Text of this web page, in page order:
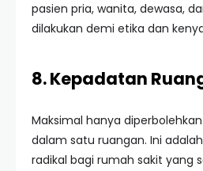
pasien pria, wanita, dewasa,
dilakukan demi etika dan
8. Kepadatan
Maksimal hanya
dalam satu ruangan. Ini
radikal bagi rumah sakit yang